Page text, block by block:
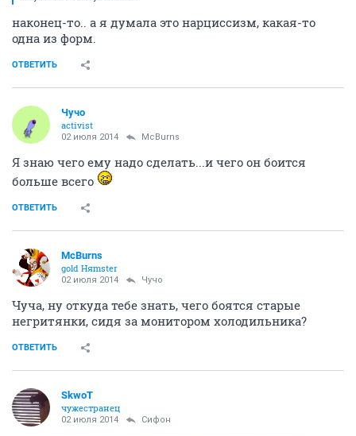
наконец-то.. а я думала это нарциссизм, какая-то
одна из форм.
ОТВЕТИТЬ
Чучо
activist
02 июля 2014 McBurns
Я знаю чего ему надо сделать...и чего он боится
больше всего
ОТВЕТИТЬ
McBurns
gold Няmster
02 июля 2014 Чучо
Чуча, ну откуда тебе знать, чего боятся старые
негритянки, сидя за монитором холодильника?
ОТВЕТИТЬ
SkwоT
чужестранец
02 июля 2014 Сифон